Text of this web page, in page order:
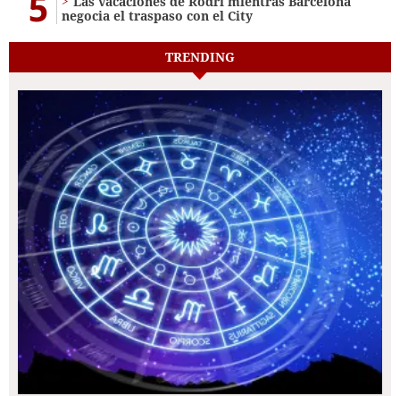
negocia el traspaso con el City
TRENDING